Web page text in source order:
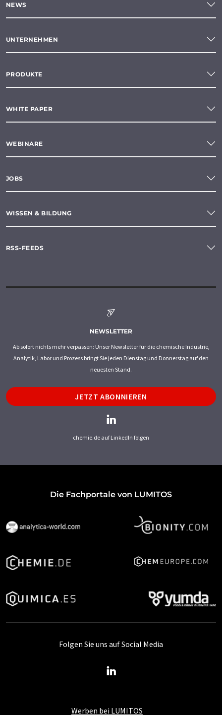
NEWS
UNTERNEHMEN
PRODUKTE
WHITE PAPER
WEBINARE
JOBS
WISSEN & BILDUNG
RSS-FEEDS
NEWSLETTER
Ab sofort nichts mehr verpassen: Unser Newsletter für die chemische Industrie,
Analytik, Labor und Prozess bringt Sie jeden Dienstag und Donnerstag auf den
neuesten Stand.
JETZT ABONNIEREN
chemie.de auf LinkedIn folgen
Die Fachportale von LUMITOS
Werben bei LUMITOS
Folgen Sie uns auf Social Media